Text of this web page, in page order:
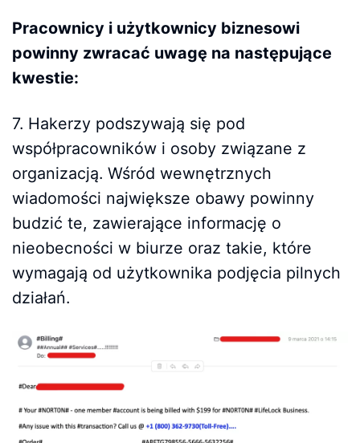
Pracownicy i użytkownicy biznesowi
powinny zwracać uwagę na następujące
kwestie:
7. Hakerzy podszywają się pod
współpracowników i osoby związane z
organizacją. Wśród wewnętrznych
wiadomości największe obawy powinny
budzić te, zawierające informację o
nieobecności w biurze oraz takie, które
wymagają od użytkownika podjęcia pilnych
działań.